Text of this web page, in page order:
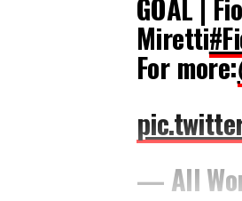
GOAL |
Miretti
For more:
— All